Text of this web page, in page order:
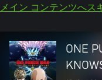
メイン コンテンツへス
ONE